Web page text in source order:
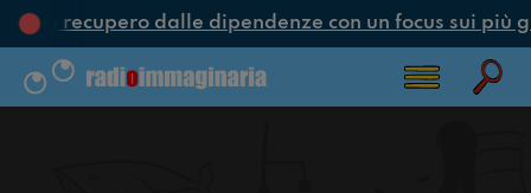
e recupero dalle dipendenze con un focus sui più